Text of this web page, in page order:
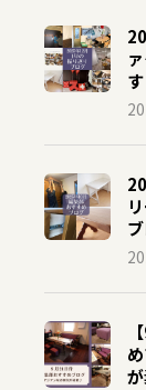
す